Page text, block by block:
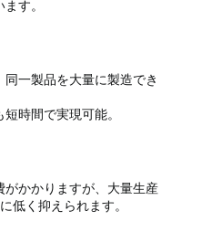
す。
一製品を大量に製造でき
時間で実現可能。
かかりますが、大量生産
低く抑えられます。